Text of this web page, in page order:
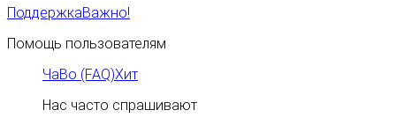
ПоддержкаВажно!
Помощь пользователям
ЧаВо (FAQ)Хит
Нас часто спрашивают